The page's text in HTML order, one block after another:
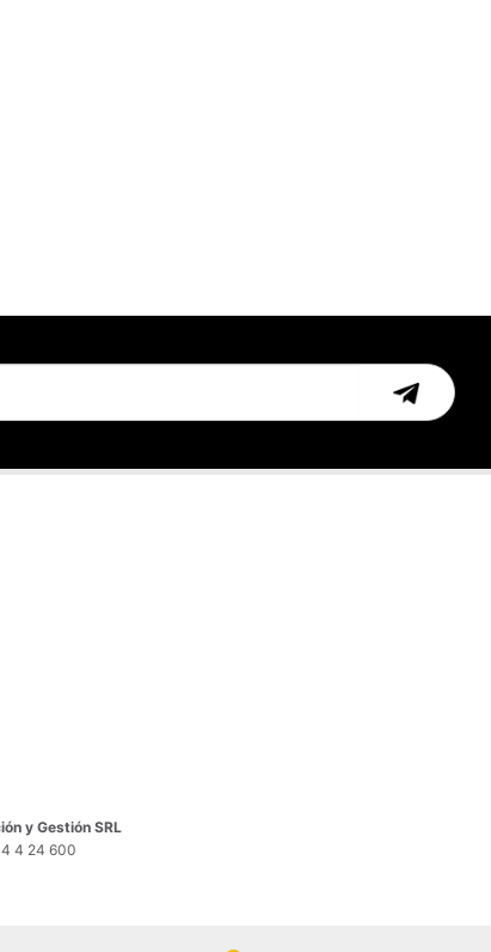
y Gestión SRL
4 24 600